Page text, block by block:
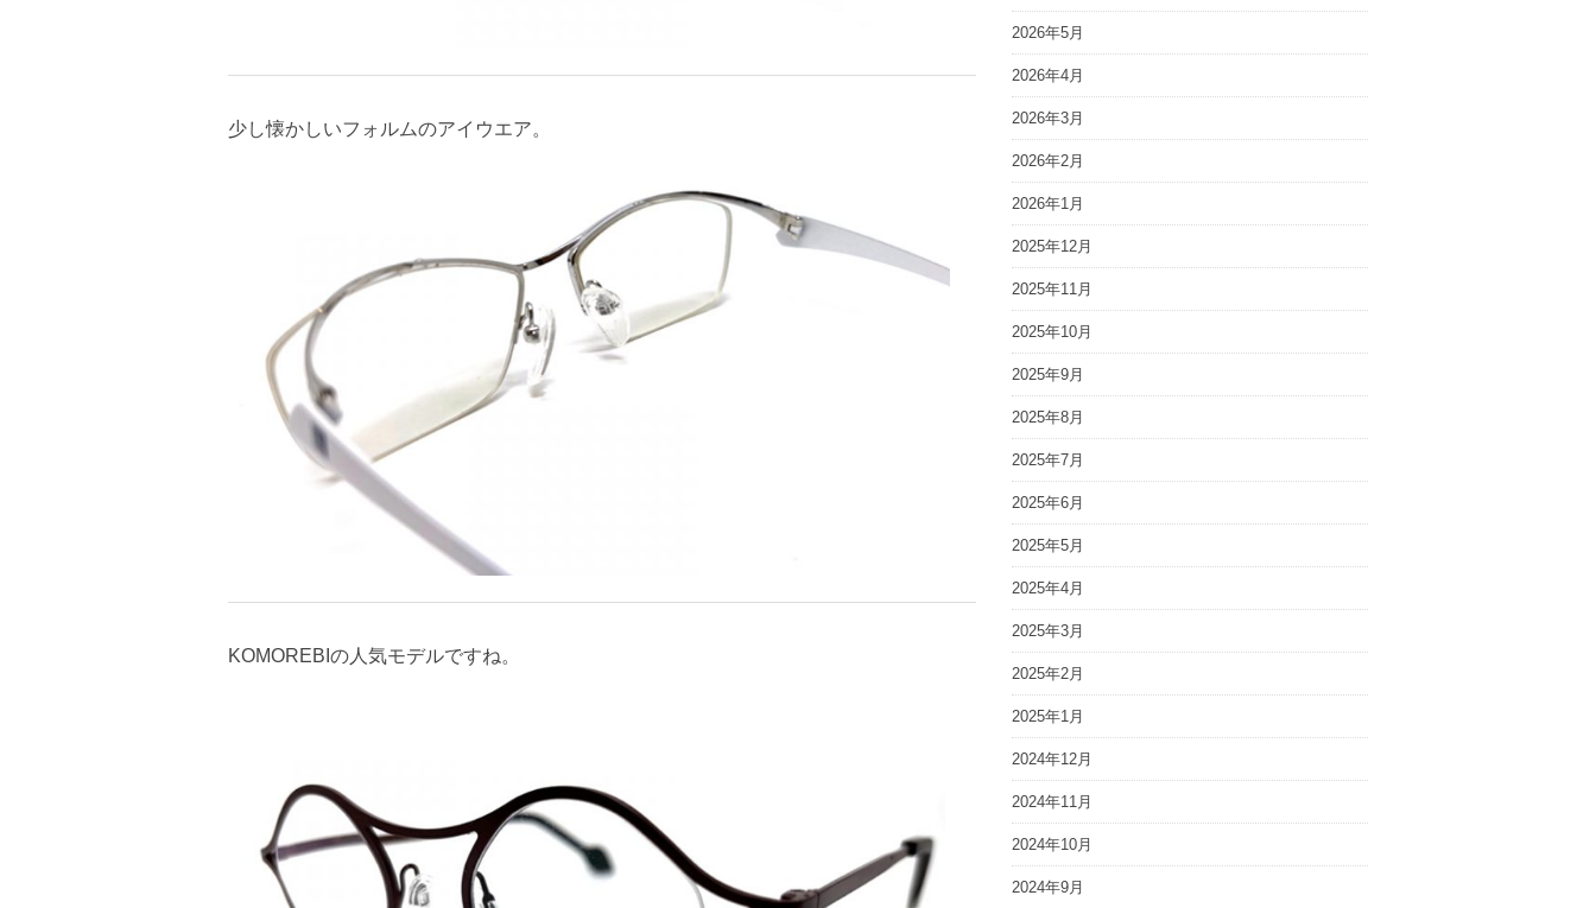
少し懐かしいフォルムのアイウエア。
KOMOREBIの人気モデルですね。
2026年5月
2026年4月
2026年3月
2026年2月
2026年1月
2025年12月
2025年11月
2025年10月
2025年9月
2025年8月
2025年7月
2025年6月
2025年5月
2025年4月
2025年3月
2025年2月
2025年1月
2024年12月
2024年11月
2024年10月
2024年9月